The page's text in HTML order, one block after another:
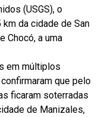
(USGS), o
da cidade de San
Chocó, a uma
em múltiplos
que pelo
ficaram soterradas
de Manizales,